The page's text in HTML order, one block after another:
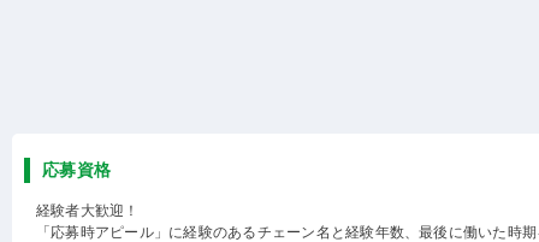
応募資格
経験者大歓迎！
「応募時アピール」に経験のあるチェーン名と経験年数、最後に働いた時